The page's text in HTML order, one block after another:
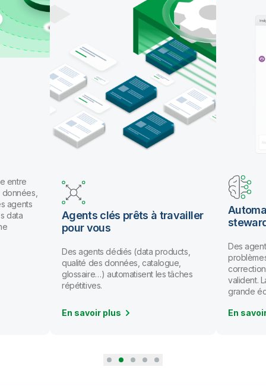
entre
agents
data
Agents clés prêts à travailler
pour vous
Des agents dédiés (data products,
qualité des données, catalogue,
glossaire…) automatisent les tâches
répétitives.
En savoir plus
Des
valident.
grande
En